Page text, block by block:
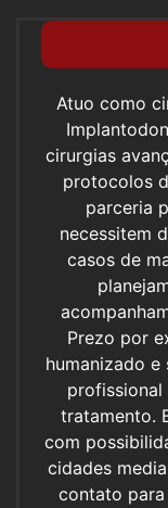
Atuo como
cirurgias
protocolos
parceria
necessitem
casos de
Prezo por
humanizado
tratamento.
com
cidades
contato para